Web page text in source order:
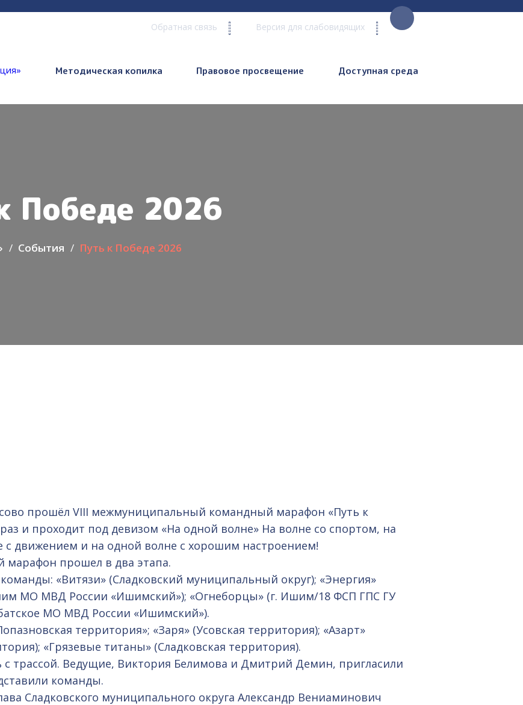
Обратная связь Версия для слабовидящих
Методическая копилка Правовое просвещение Доступная среда
Победе 2026
События Путь к Победе 2026
прошёл VIII межмуниципальный командный марафон «Путь к
и проходит под девизом «На одной волне» На волне со спортом, на
с движением и на одной волне с хорошим настроением!
марафон прошел в два этапа.
«Витязи» (Сладковский муниципальный округ); «Энергия»
МО МВД России «Ишимский»); «Огнеборцы» (г. Ишим/18 ФСП ГПС ГУ
МО МВД России «Ишимский»).
территория»; «Заря» (Усовская территория); «Азарт»
«Грязевые титаны» (Сладковская территория).
трассой. Ведущие, Виктория Белимова и Дмитрий Демин, пригласили
команды.
Сладковского муниципального округа Александр Вениаминович